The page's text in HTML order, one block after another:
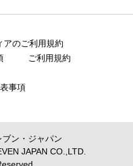
アのご利用規約
ご利用規約
事項
ブン・ジャパン
JAPAN CO.,LTD.